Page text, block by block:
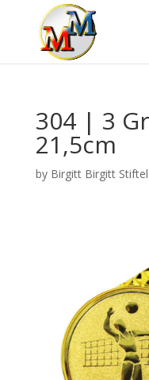
304 | 3
21,5cm
by Birgitt Birgitt Stiftel